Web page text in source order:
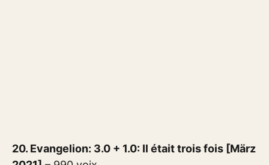
20. Evangelion: 3.0 + 1.0: Il était trois fois [März